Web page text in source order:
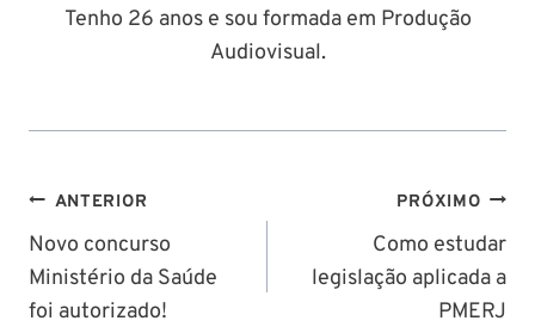
Tenho 26 anos e sou formada em Produção
Audiovisual.
Navegação
de
Post
ANTERIOR
Novo concurso
Ministério da Saúde
foi autorizado!
PRÓXIMO
Como estudar
legislação aplicada a
PMERJ